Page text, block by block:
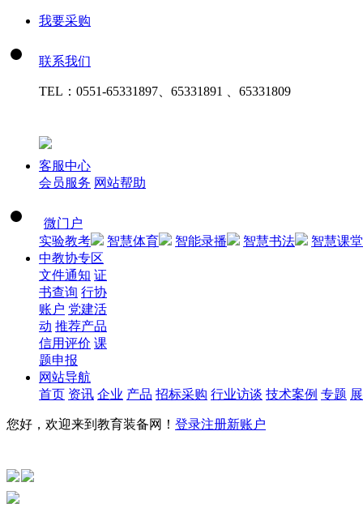
我要采购
联系我们
TEL： 0551-65331897、65331891 、65331809
客服中心
会员服务 网站帮助
微门户
实验教考
智慧体育 智能录播 智慧书法
智慧课堂
中教协专区
文件通知 证
书查询 行协
账户 党建活
动 推荐产品
信用评价 课
题申报
网站导航
首页 资讯 企业 产品 招标采购 行业访谈 技术案例 专题
您好，欢迎来到教育装备网！ 登录注册新账户